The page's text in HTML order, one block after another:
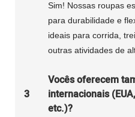
Sim! Nossas roupas
para durabilidade e
ideais para corrida,
outras atividades de
3
Vocês oferecem
internacionais
etc.)?